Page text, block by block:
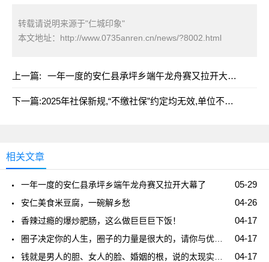
转载请说明来源于"仁城印象"
本文地址： http://www.0735anren.cn/news/?8002.html
上一篇: 一年一度的安仁县承坪乡端午龙舟赛又拉开大幕了
下一篇:2025年社保新规,“不缴社保”约定均无效,单位不缴将面临重罚
相关文章
05-29
一年一度的安仁县承坪乡端午龙舟赛又拉开大幕了
04-26
安仁美食米豆腐，一碗解乡愁
04-17
香辣过瘾的爆炒肥肠，这么做巨巨巨下饭！
04-17
04-17